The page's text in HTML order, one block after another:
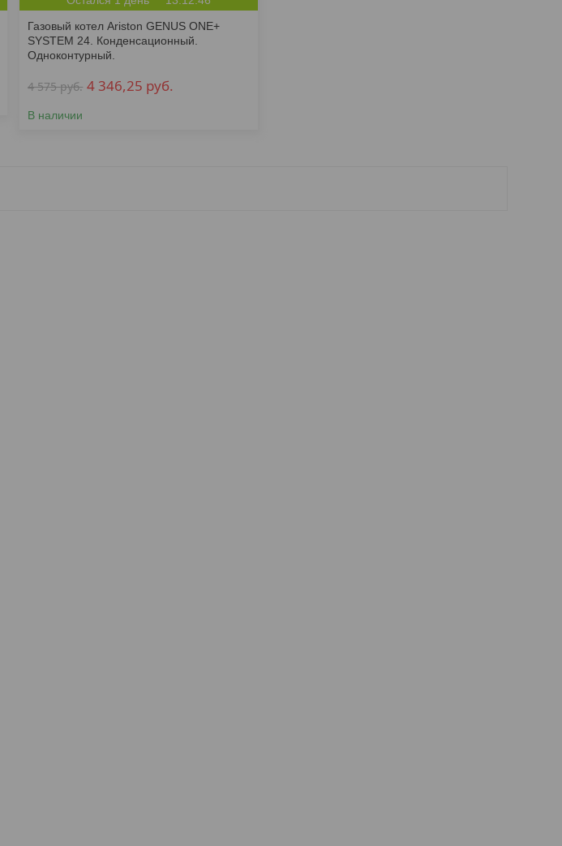
Газовый котел Ariston GENUS ONE+
SYSTEM 24. Конденсационный.
Одноконтурный.
4 575руб. 4 346,25 руб.
В наличии